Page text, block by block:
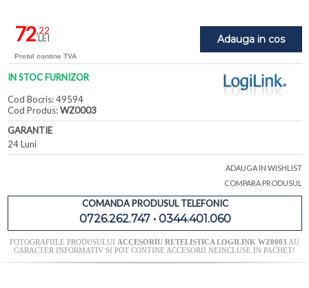
Adauga in cos
72,22
LEI
Pretul contine TVA
IN STOC FURNIZOR
Cod Bocris: 49594
Cod Produs:WZ0003
GARANTIE
24 Luni
ADAUGA IN WISHLIST
COMPARA PRODUSUL
COMANDA PRODUSUL TELEFONIC
0726.262.747 • 0344.401.060
FOTOGRAFIILE PRODUSULUI ACCESORIU RETELISTICA LOGILINK WZ0003 AU
CARACTER INFORMATIV SI POT CONTINE ACCESORII NEINCLUSE IN PACHET!